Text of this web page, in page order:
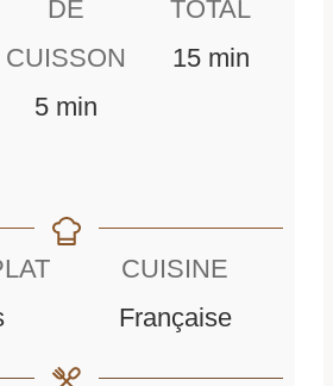
DE
CUISSON
5m
u
min
TOTAL
15m
t
e
min
CUISINE
Française